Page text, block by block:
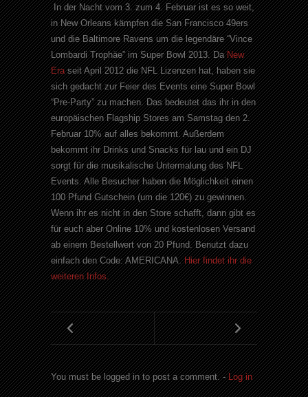
In der Nacht vom 3. zum 4. Februar ist es so weit,
in New Orleans kämpfen die San Francisco 49ers
und die Baltimore Ravens um die legendäre “Vince
Lombardi Trophäe” im Super Bowl 2013. DaNew
Eraseit April 2012 die NFL Lizenzen hat, haben sie
sich gedacht zur Feier des Events eine Super Bowl
“Pre-Party” zu machen. Das bedeutet das ihr in den
europäischen Flagship Stores am Samstag den 2.
Februar 10% auf alles bekommt. Außerdem
bekommt ihr Drinks und Snacks für lau und ein DJ
sorgt für die musikalische Untermalung des NFL
Events. Alle Besucher haben die Möglichkeit einen
100 Pfund Gutschein (um die 120€) zu gewinnen.
Wenn ihr es nicht in den Store schafft, dann gibt es
für euch aber Online 10% und kostenlosen Versand
ab einem Bestellwert von 20 Pfund. Benutzt dazu
einfach den Code:AMERICANA.Hier findet ihr die
weiteren Infos.
You must be logged in to post a comment. -Log in